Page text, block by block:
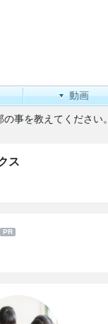
動画
の事を教えてください。
ス